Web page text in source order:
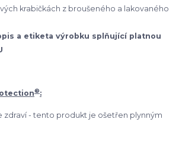
krabičkách z broušeného a lakovaného
a etiketa výrobku splňující platnou
®:
zdraví - tento produkt je ošetřen plynným